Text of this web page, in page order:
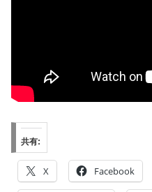
共有:
X Facebook